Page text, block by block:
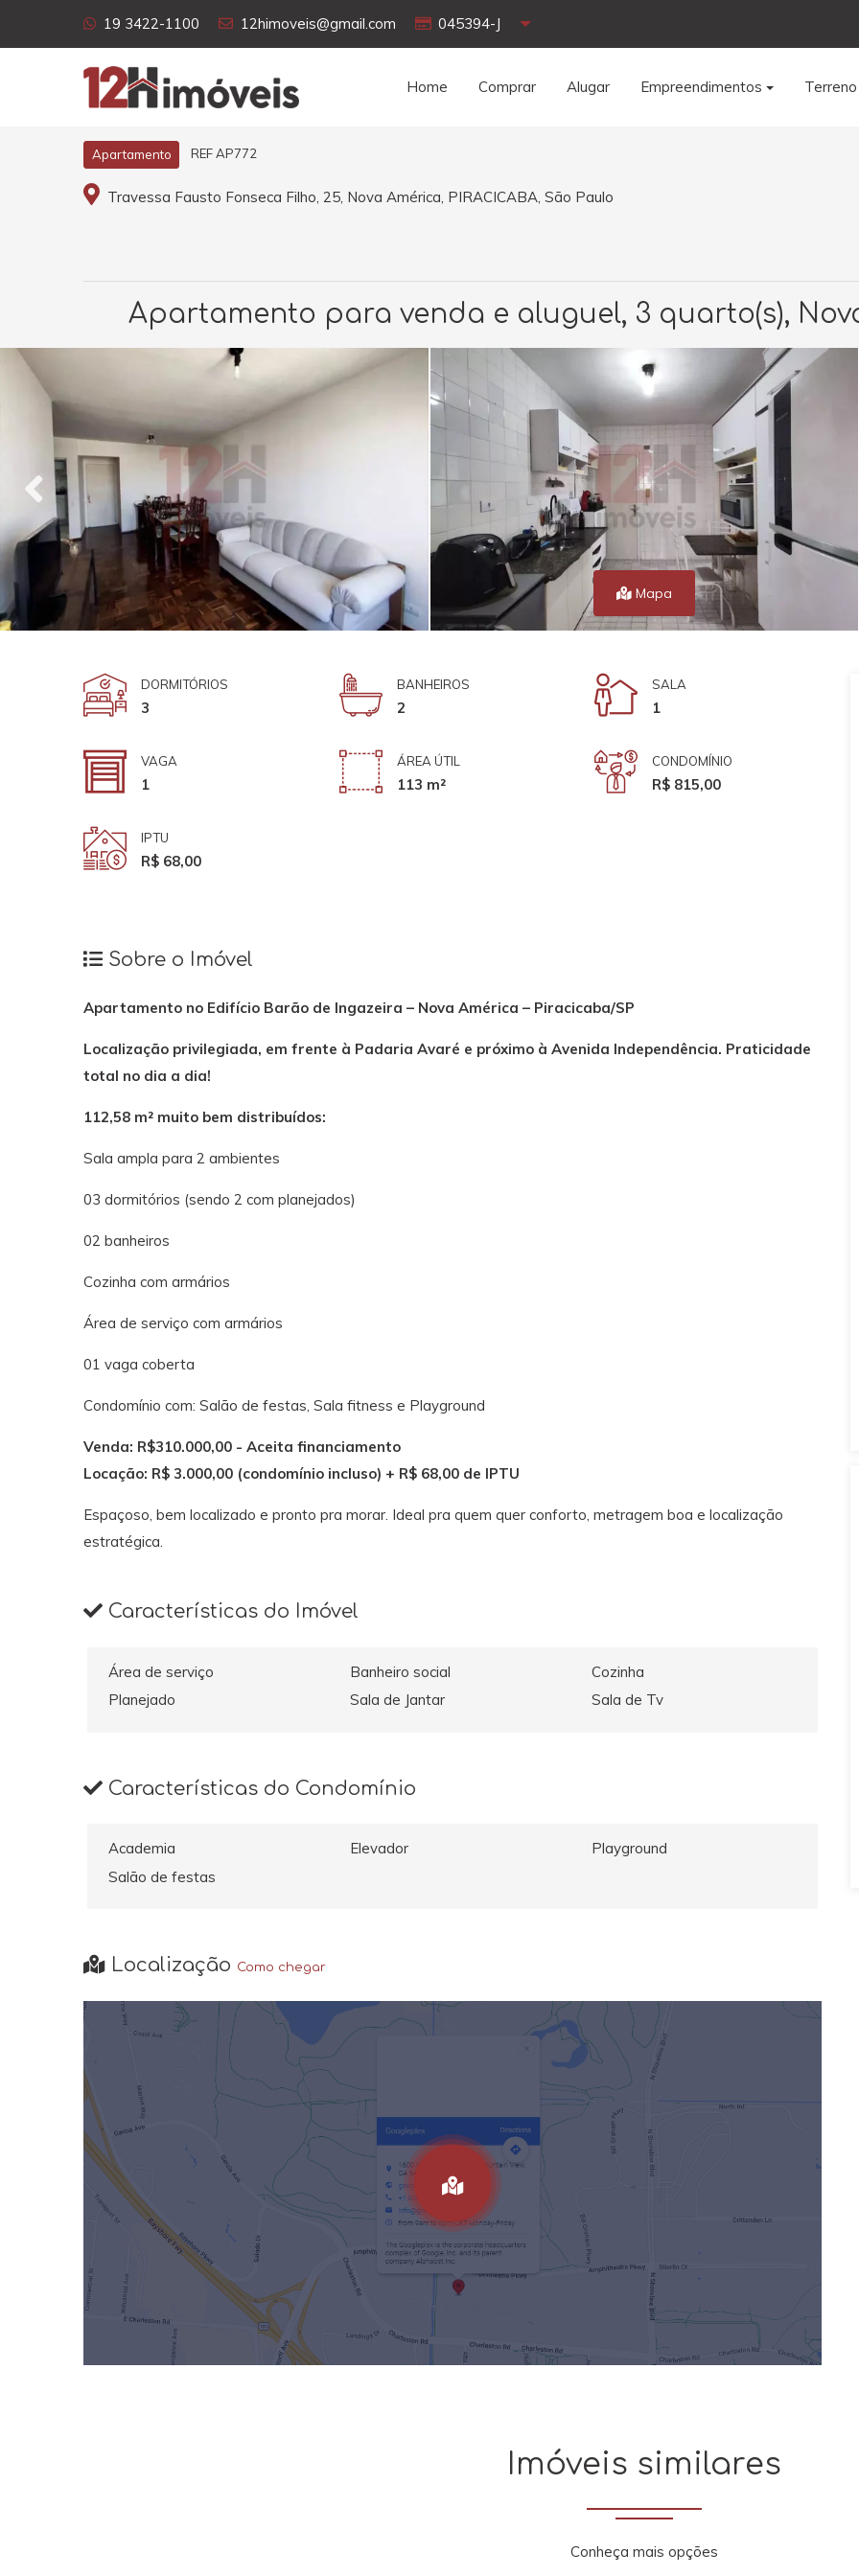
19 3422-1100 12himoveis@gmail.com 045394-J
Home Comprar Alugar Empreendimentos
Apartamento REF AP772
Travessa Fausto Fonseca Filho, 25, Nova América, PIRACICABA, São Paulo
Apartamento para venda e aluguel, 3 quarto(s),
Mapa
DORMITÓRIOS
3
BANHEIROS
2
SALA
1
VAGA
1
ÁREA ÚTIL
113 m²
CONDOMÍNIO
R$ 815,00
IPTU
R$ 68,00
Sobre o Imóvel
Apartamento no Edifício Barão de Ingazeira – Nova América – Piracicaba/SP
Localização privilegiada, em frente à Padaria Avaré e próximo à Avenida Independência. Praticidade
total no dia a dia!
112,58 m² muito bem distribuídos:
Sala ampla para 2 ambientes
03 dormitórios (sendo 2 com planejados)
02 banheiros
Cozinha com armários
Área de serviço com armários
01 vaga coberta
Condomínio com: Salão de festas, Sala fitness e Playground
Venda: R$310.000,00 - Aceita financiamento
Locação: R$ 3.000,00 (condomínio incluso) + R$ 68,00 de IPTU
Espaçoso, bem localizado e pronto pra morar. Ideal pra quem quer conforto, metragem boa e localização
estratégica.
Características do Imóvel
Área de serviço Banheiro social
Cozinha
Planejado
Sala de Jantar Sala de Tv
Características do Condomínio
Academia Elevador
Playground
Salão de festas
Localização Como chegar
Imóveis similares
Conheça mais opções